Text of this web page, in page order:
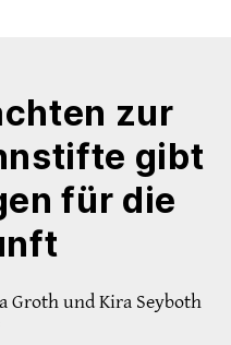
zur
gibt
für die
Groth und Kira Seyboth